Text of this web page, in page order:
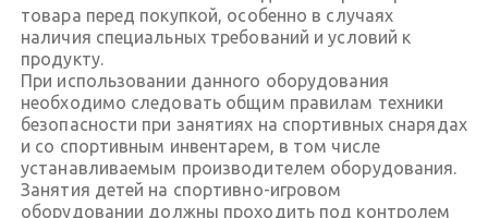
товара перед покупкой, особенно в случаях
наличия специальных требований и условий к
продукту.
При использовании данного оборудования
необходимо следовать общим правилам техники
безопасности при занятиях на спортивных снарядах
и со спортивным инвентарем, в том числе
устанавливаемым производителем оборудования.
Занятия детей на спортивно-игровом
оборудовании должны проходить под контролем